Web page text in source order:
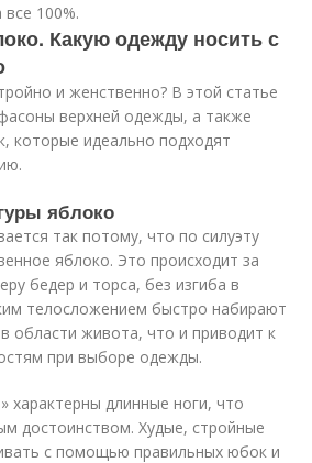
100%.
Какую одежду носить с
и женственно? В этой статье
верхней одежды, а также
которые идеально подходят
яблоко
так потому, что по силуэту
яблоко. Это происходит за
бедер и торса, без изгиба в
телосложением быстро набирают
области живота, что и приводит к
при выборе одежды.
характерны длинные ноги, что
достоинством. Худые, стройные
с помощью правильных юбок и